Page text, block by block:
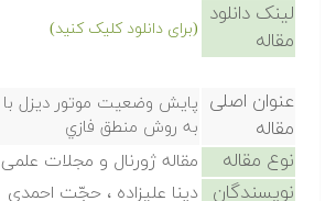
لینک دانلود
مقاله
(برای دانلود کلیک کنید)
عنوان اصلی
مقاله
به روش منطق فازي
نوع مقاله مقاله ژورنال و مجلات علمی
نویسندگان دينا عليزاده ، حجّت احمدي